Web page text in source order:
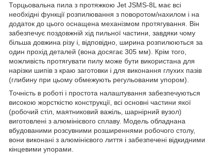
Торцьовальна пила з протяжкою Jet JSMS-8L має всі
необхідні функції розпилювання з поворотом/нахилом і на
додаток до цього оснащена механізмом протягування. Він
забезпечує поздовжній хід пильної частини, завдяки чому
більша довжина різу і, відповідно, ширина розпилюються за
один прохід деталей (вона досягає 305 мм). Крім того,
можливість протягувати пилу може бути використана для
нарізки шипів з краю заготовки і для виконання глухих пазів
(глибину при цьому обмежують регульованим упором).
Точність в роботі і простота налаштування забезпечуються
високою жорсткістю конструкції, всі основні частини якої
(робочий стіл, маятниковий важіль, шарнірний вузол)
виготовлені з алюмінієвого сплаву. Модель обладнана
вбудованими розсувними розширеннями робочого столу,
вони виконані з алюмінієвого лиття і забезпечені відкидними
кінцевими упорами.